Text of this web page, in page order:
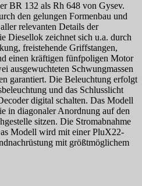
BR 132 als Rh 648 von Gysev.
den gelungen Formenbau und
relevanten Details der
Diesellok zeichnet sich u.a. durch
freistehende Griffstangen,
einen kräftigen fünfpoligen Motor
ausgewuchteten Schwungmassen
garantiert. Die Beleuchtung erfolgt
und das Schlusslicht
digital schalten. Das Modell
in diagonaler Anordnung auf den
sitzen. Die Stromabnahme
Modell wird mit einer PluX22-
mit größtmöglichem